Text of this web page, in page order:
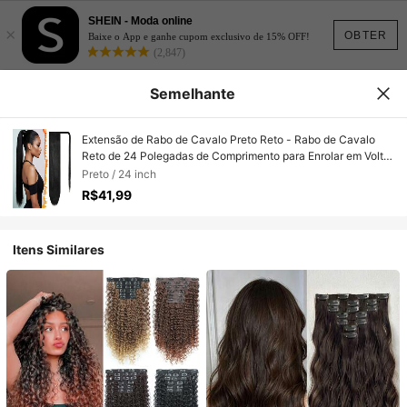
OBTER
×
SHEIN - Moda online
Baixe o App e ganhe cupom exclusivo de 15% OFF!
(2,847)
Semelhante
Extensão de Rabo de Cavalo Preto Reto - Rabo de Cavalo
Reto de 24 Polegadas de Comprimento para Enrolar em Volta,
Extensões de Cabelo com Presilha Rabos de Cavalo
Sintéticos Pretos para Uso Diário
Preto / 24 inch
R$41,99
Itens Similares